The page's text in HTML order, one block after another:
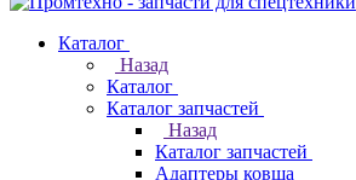
Каталог
Назад
Каталог
Каталог запчастей
Назад
Каталог запчастей
Адаптеры ковша